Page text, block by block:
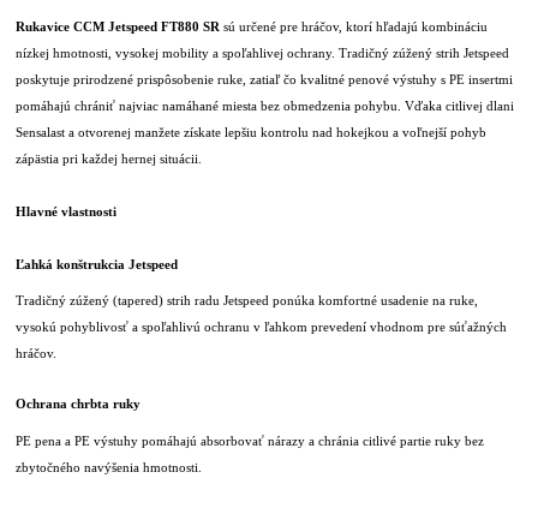
Rukavice CCM Jetspeed FT880 SRsú určené pre hráčov, ktorí hľadajú kombináciu
nízkej hmotnosti, vysokej mobility a spoľahlivej ochrany. Tradičný zúžený strih Jetspeed
poskytuje prirodzené prispôsobenie ruke, zatiaľ čo kvalitné penové výstuhy s PE insertmi
pomáhajú chrániť najviac namáhané miesta bez obmedzenia pohybu. Vďaka citlivej dlani
Sensalast a otvorenej manžete získate lepšiu kontrolu nad hokejkou a voľnejší pohyb
zápästia pri každej hernej situácii.
Hlavné vlastnosti
Ľahká konštrukcia Jetspeed
Tradičný zúžený (tapered) strih radu Jetspeed ponúka komfortné usadenie na ruke,
vysokú pohyblivosť a spoľahlivú ochranu v ľahkom prevedení vhodnom pre súťažných
hráčov.
Ochrana chrbta ruky
PE pena a PE výstuhy pomáhajú absorbovať nárazy a chránia citlivé partie ruky bez
zbytočného navýšenia hmotnosti.